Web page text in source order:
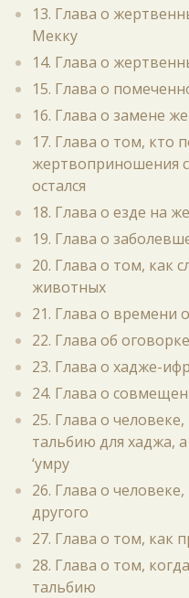
13. Глава о
Мекку
14. Глава о
15. Глава о
16. Глава о замене
17. Глава о том, кто
жертвоприношения
остался
18. Глава о езде на
19. Глава о
20. Глава о том, как
животных
21. Глава о времени
22. Глава об
23. Глава о хадже-
24. Глава о
25. Глава о
тальбию для хаджа,
‘умру
26. Глава о
другого
27. Глава о том, как
28. Глава о том,
тальбию